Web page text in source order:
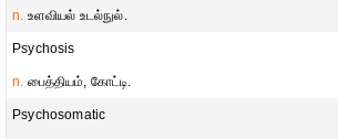
n. உளவியல் உடல்நுல்.
Psychosis
n. பைத்தியம், கோட்டி.
Psychosomatic